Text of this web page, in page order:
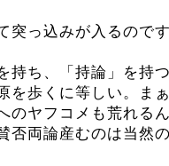
突っ込みが入るので
持ち、「持論」を持
を歩くに等しい。ま
のヤフコメも荒れる
否両論産むのは当然